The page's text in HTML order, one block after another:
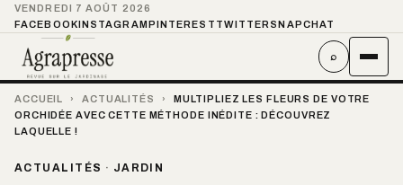
VENDREDI 7 AOÛT 2026
FACEBOOKINSTAGRAMPINTEREST TWITTER SNAPCHAT
⌕
ACCUEIL › ACTUALITÉS ›
MULTIPLIEZ LES FLEURS DE VOTRE
ORCHIDÉE AVEC CETTE MÉTHODE INÉDITE : DÉCOUVREZ
LAQUELLE !
ACTUALITÉS · JARDIN